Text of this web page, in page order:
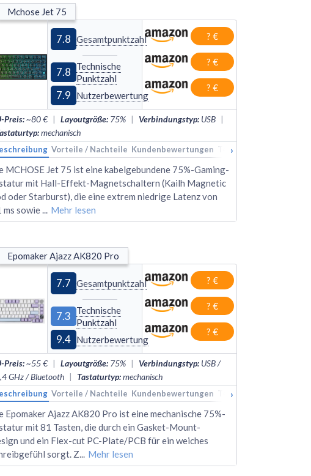
Rankings Alternativen
Mchose Jet 75
7.8 Gesamtpunktzahl
7.8
Technische
Punktzahl
7.9 Nutzerbewertung
? €
? €
? €
Preis:~80 € | Layoutgröße: 75% | Verbindungstyp: USB |
:mechanisch
Vorteile / Nachteile Kundenbewertungen Technische Daten
›
MCHOSE Jet 75 ist eine kabelgebundene 75%-Gaming-
mit Hall-Effekt-Magnetschaltern (Kailh Magnetic
oder Starburst), die eine extrem niedrige Latenz von
ms sowie... Mehr lesen
Epomaker Ajazz AK820 Pro
7.7 Gesamtpunktzahl
7.3
Technische
Punktzahl
9.4 Nutzerbewertung
? €
? €
? €
Preis:~55 € | Layoutgröße: 75% | Verbindungstyp: USB /
GHz / Bluetooth | Tastaturtyp:mechanisch
Vorteile / Nachteile Kundenbewertungen Technische Daten
›
Epomaker Ajazz AK820 Pro ist eine mechanische 75%-
mit 81 Tasten, die durch ein Gasket-Mount-
und ein Flex-cut PC-Plate/PCB für ein weiches
sorgt. Z... Mehr lesen